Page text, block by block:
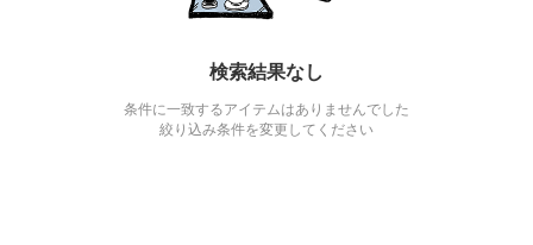
検索結果なし
条件に一致するアイテムはありませんでした
絞り込み条件を変更してください